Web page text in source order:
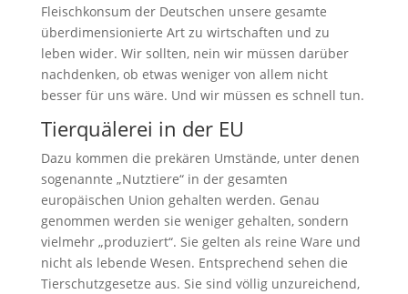
Fleischkonsum der Deutschen unsere gesamte
überdimensionierte Art zu wirtschaften und zu
leben wider. Wir sollten, nein wir müssen darüber
nachdenken, ob etwas weniger von allem nicht
besser für uns wäre. Und wir müssen es schnell tun.
Tierquälerei in der EU
Dazu kommen die prekären Umstände, unter denen
sogenannte „Nutztiere“ in der gesamten
europäischen Union gehalten werden. Genau
genommen werden sie weniger gehalten, sondern
vielmehr „produziert“. Sie gelten als reine Ware und
nicht als lebende Wesen. Entsprechend sehen die
Tierschutzgesetze aus. Sie sind völlig unzureichend,